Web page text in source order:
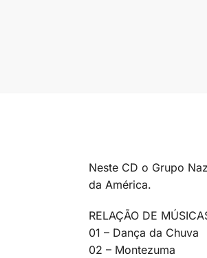
Neste CD o Grupo
da América.
RELAÇÃO DE
01 – Dança da Chuva
02 – Montezuma